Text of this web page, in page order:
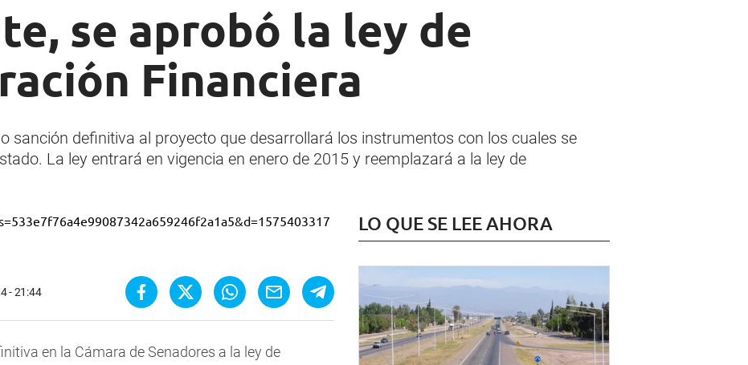
se aprobó la ley de
Financiera
sanción definitiva al proyecto que desarrollará los instrumentos con los cuales se
La ley entrará en vigencia en enero de 2015 y reemplazará a la ley de
- 21:44
en la Cámara de Senadores a la ley de
LO QUE SE LEE AHORA